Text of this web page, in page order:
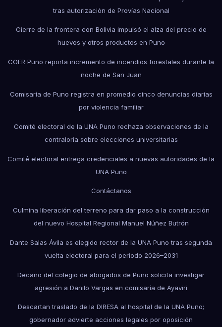
tras autorización de Provías Nacional
Cierre de la frontera con Bolivia impulsó el alza del precio de
huevos y otros productos en Puno
COER Puno reporta incremento de incendios forestales durante la
noche de San Juan
Comisaría de Puno registra en promedio cinco denuncias diarias
por violencia familiar
Comité electoral de la UNA Puno rechaza observaciones de la
contraloría sobre elecciones universitarias
Comité electoral entrega credenciales a nuevas autoridades de la
UNA Puno
Contáctanos
Culmina liberación del terreno para dar paso a la construcción
del nuevo Hospital Regional Manuel Núñez Butrón
Dante Salas Ávila es elegido rector de la UNA Puno tras segunda
vuelta electoral para el periodo 2026–2031
Decano del colegio de abogados de Puno solicita investigar
agresión a Danilo Vargas en comisaría de Ayaviri
Descartan traslado de la DIRESA al hospital de la UNA Puno;
gobernador advierte acciones legales por oposición